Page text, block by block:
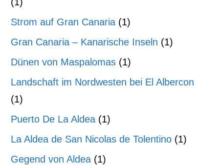
Strom auf Gran Canaria (1)
Gran Canaria – Kanarische Inseln (1)
Dünen von Maspalomas (1)
Landschaft im Nordwesten bei El Albercon
(1)
Puerto De La Aldea (1)
La Aldea de San Nicolas de Tolentino (1)
Gegend von Aldea (1)